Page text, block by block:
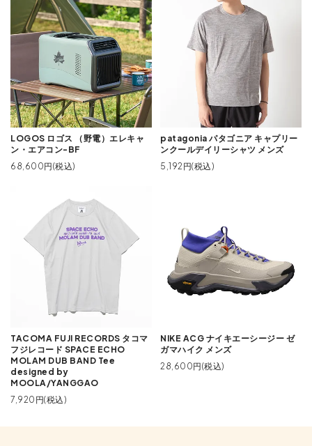
LOGOS ロゴス （野電）エレキャ
ン・エアコン-BF
68,600円(税込)
patagonia パタゴニア キャプリー
ンクールデイリーシャツ メンズ
5,192円(税込)
TACOMA FUJI RECORDS タコマ
フジレコード SPACE ECHO
MOLAM DUB BAND Tee
designed by
MOOLA/YANGGAO
7,920円(税込)
NIKE ACG ナイキエーシージー ゼ
ガマハイク メンズ
28,600円(税込)